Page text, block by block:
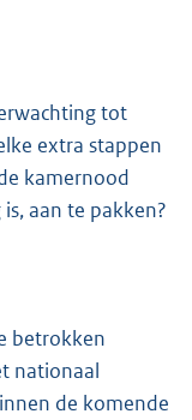
tot
extra stappen
kamernood
aan te pakken?
betrokken
nationaal
de komende